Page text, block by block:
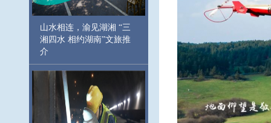
山水相连，渝见湖湘 “三
湘四水 相约湖南”文旅推
介